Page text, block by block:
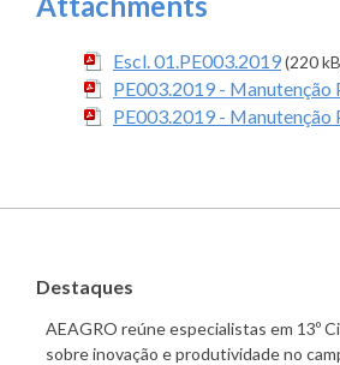
Escl. 01.PE003.2019(220
PE003.2019 - Manutenção
PE003.2019 - Manutenção
Destaques
AEAGRO reúne especialistas em 13º
sobre inovação e produtividade no